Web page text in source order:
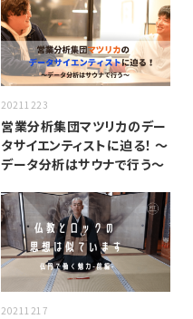
20211223
営業分析集団マツリカのデー
タサイエンティストに迫る！ 〜
データ分析はサウナで行う〜
20211217